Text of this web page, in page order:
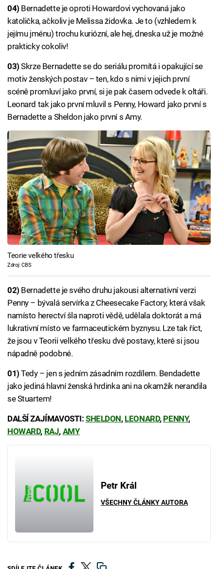
04) Bernadette je oproti Howardovi vychovaná jako
katolička, ačkoliv je Melissa židovka. Je to (vzhledem k
jejímu jménu) trochu kuriózní, ale hej, dneska už je možné
prakticky cokoliv!
03)Skrze Bernadette se do seriálu promítá i opakující se
motiv ženských postav – ten, kdo s nimi v jejich první
scéně promluví jako první, si je pak časem odvede k oltáři.
Leonard tak jako první mluvil s Penny, Howard jako první s
Bernadette a Sheldon jako první s Amy.
Teorie velkého třesku
Zdroj: CBS
02) Bernadette je svého druhu jakousi alternativní verzi
Penny – bývalá servírka z Cheesecake Factory, která však
namísto herectví šla naproti vědě, udělala doktorát a má
lukrativní místo ve farmaceutickém byznysu. Lze tak říct,
že jsou v Teorii velkého třesku dvě postavy, které si jsou
nápadně podobné.
01)Tedy – jen s jedním zásadním rozdílem. Bendadette
jako jediná hlavní ženská hrdinka ani na okamžik nerandila
se Stuartem!
DALŠÍ ZAJÍMAVOSTI: SHELDON, LEONARD, PENNY,
HOWARD, RAJ, AMY
Petr Král
VŠECHNY ČLÁNKY AUTORA